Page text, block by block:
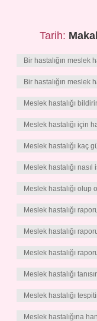
Tarih:
Bir hastalığın meslek
Bir hastalığın meslek
Meslek hastalığı
Meslek hastalığı için
Meslek hastalığı kaç
Meslek hastalığı nasıl
Meslek hastalığı olup
Meslek hastalığı
Meslek hastalığı
Meslek hastalığı
Meslek hastalığı
Meslek hastalığı
Meslek hastalığına